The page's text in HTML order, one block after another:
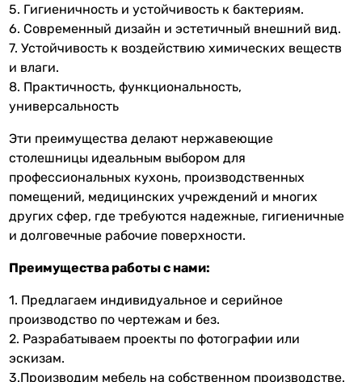
5. Гигиеничность и устойчивость к бактериям.
6. Современный дизайн и эстетичный внешний вид.
7. Устойчивость к воздействию химических веществ
и влаги.
8. Практичность, функциональность,
универсальность
Эти преимущества делают нержавеющие
столешницы идеальным выбором для
профессиональных кухонь, производственных
помещений, медицинских учреждений и многих
других сфер, где требуются надежные, гигиеничные
и долговечные рабочие поверхности.
Преимущества работы с нами:
1. Предлагаем индивидуальное и серийное
производство по чертежам и без.
2. Разрабатываем проекты по фотографии или
эскизам.
3.Производим мебель на собственном производстве.